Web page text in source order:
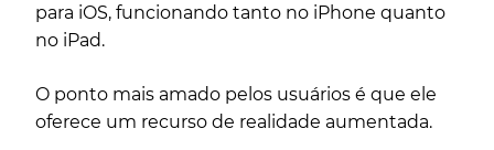
para iOS, funcionando tanto no iPhone quanto
no iPad.
O ponto mais amado pelos usuários é que ele
oferece um recurso de realidade aumentada.